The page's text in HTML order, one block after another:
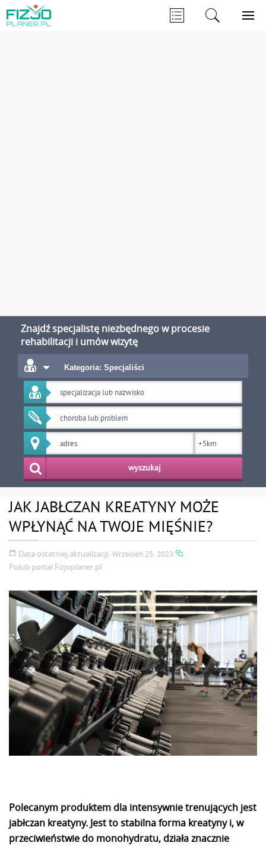
Znajdź specjalistę niezbędnego w procesie
rehabilitacji i umów wizytę
Kategoria: Specjaliści
wyszukaj
JAK JABŁCZAN KREATYNY MOŻE
WPŁYNĄĆ NA TWOJE MIĘŚNIE?
Data ostatniej aktualizacji: Wrzesień 25, 2023
Polub portal Fizjoplaner.pl
Polecanym produktem dla intensywnie trenujących jest
jabłczan kreatyny. Jest to stabilna forma kreatyny i, w
przeciwieństwie do monohydratu, działa znacznie